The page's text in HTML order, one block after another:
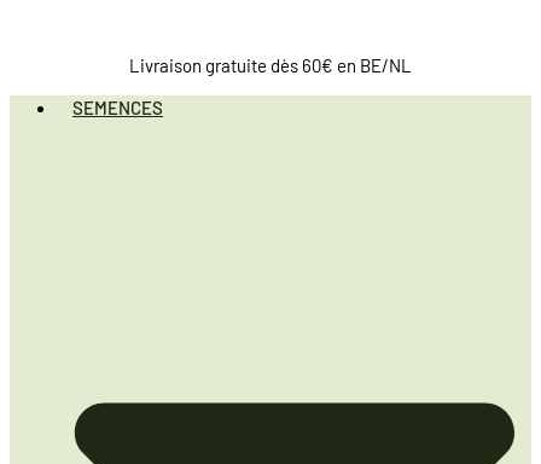
Livraison gratuite dès 60€ en BE/NL
SEMENCES